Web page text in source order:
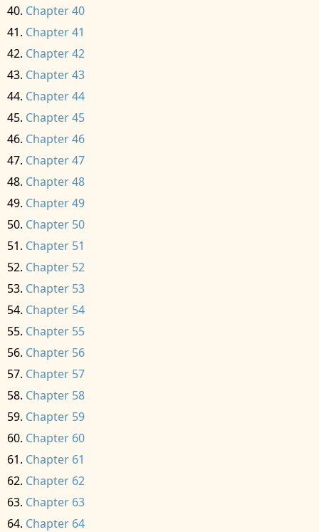
Chapter 40
Chapter 41
Chapter 42
Chapter 43
Chapter 44
Chapter 45
Chapter 46
Chapter 47
Chapter 48
Chapter 49
Chapter 50
Chapter 51
Chapter 52
Chapter 53
Chapter 54
Chapter 55
Chapter 56
Chapter 57
Chapter 58
Chapter 59
Chapter 60
Chapter 61
Chapter 62
Chapter 63
Chapter 64